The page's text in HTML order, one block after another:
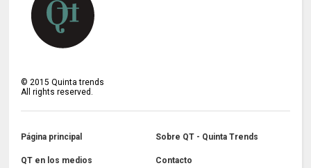
©2015 Quinta trends
All rights reserved.
Página principal Sobre QT - Quinta Trends
QT en los medios Contacto